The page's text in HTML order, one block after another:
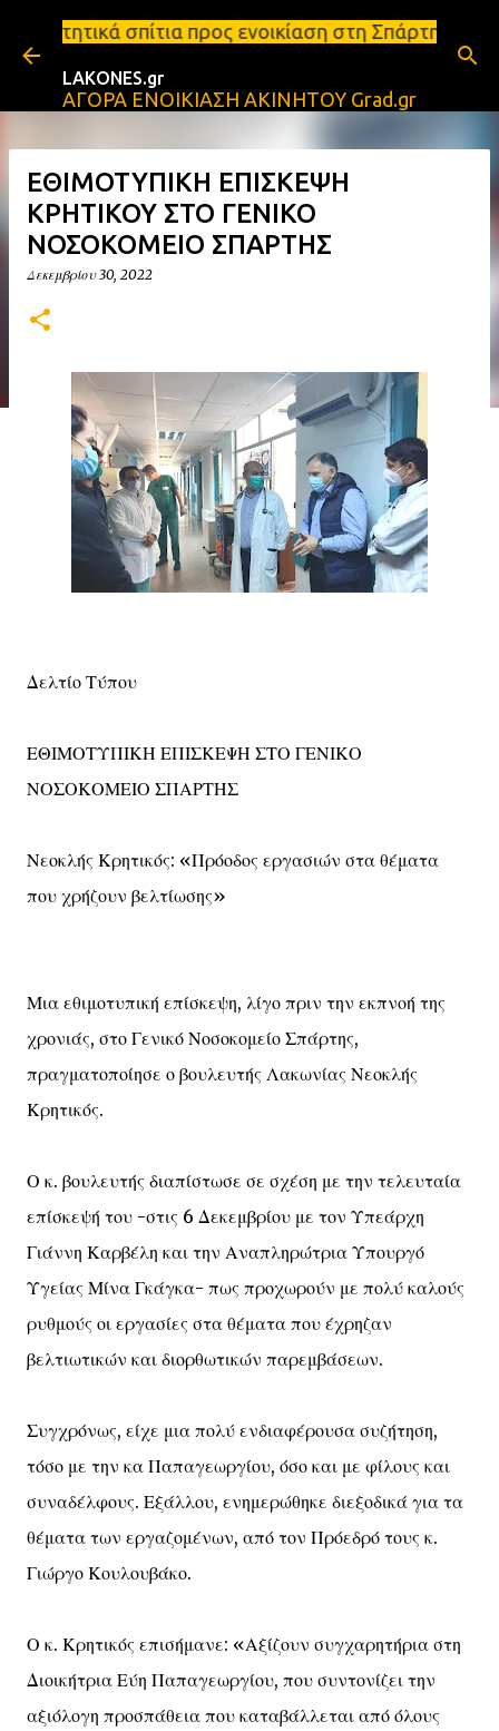
Μετάβαση στο κύριο περιεχόμενο
προς ενοικίαση στη Σπάρτη Ενοικιάσεις
LAKONES.gr
ΑΓΟΡΑ ΕΝΟΙΚΙΑΣΗ ΑΚΙΝΗΤΟΥ Grad.gr
ΕΘΙΜΟΤΥΠΙΚΗ ΕΠΙΣΚΕΨΗ
ΚΡΗΤΙΚΟΥ ΣΤΟ ΓΕΝΙΚΟ
ΝΟΣΟΚΟΜΕΙΟ ΣΠΑΡΤΗΣ
Δεκεμβρίου 30, 2022
Δελτίο Τύπου
ΕΘΙΜΟΤΥΠΙΚΗ ΕΠΙΣΚΕΨΗ ΣΤΟ ΓΕΝΙΚΟ
ΝΟΣΟΚΟΜΕΙΟ ΣΠΑΡΤΗΣ
Νεοκλής Κρητικός: «Πρόοδος εργασιών στα θέματα
που χρήζουν βελτίωσης»
Μια εθιμοτυπική επίσκεψη, λίγο πριν την εκπνοή της
χρονιάς, στο Γενικό Νοσοκομείο Σπάρτης,
πραγματοποίησε ο βουλευτής Λακωνίας Νεοκλής
Κρητικός.
Ο κ. βουλευτής διαπίστωσε σε σχέση με την τελευταία
επίσκεψή του -στις 6 Δεκεμβρίου με τον Υπεάρχη
Γιάννη Καρβέλη και την Αναπληρώτρια Υπουργό
Υγείας Μίνα Γκάγκα- πως προχωρούν με πολύ καλούς
ρυθμούς οι εργασίες στα θέματα που έχρηζαν
βελτιωτικών και διορθωτικών παρεμβάσεων.
Συγχρόνως, είχε μια πολύ ενδιαφέρουσα συζήτηση,
τόσο με την κα Παπαγεωργίου, όσο και με φίλους και
συναδέλφους. Εξάλλου, ενημερώθηκε διεξοδικά για τα
θέματα των εργαζομένων, από τον Πρόεδρό τους κ.
Γιώργο Κουλουβάκο.
Ο κ. Κρητικός επισήμανε: «Αξίζουν συγχαρητήρια στη
Διοικήτρια Εύη Παπαγεωργίου, που συντονίζει την
αξιόλογη προσπάθεια που καταβάλλεται από όλους